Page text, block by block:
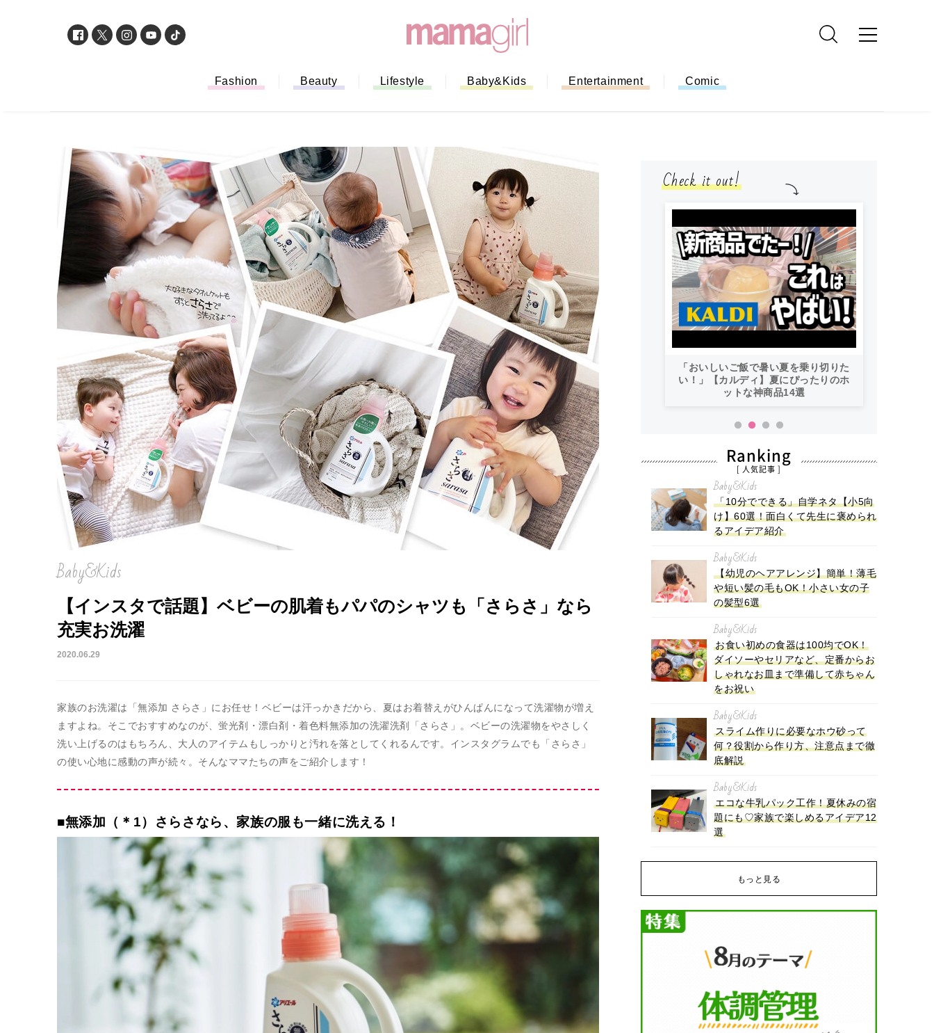
Fashion Beauty Lifestyle Baby&Kids Entertainment Comic
Baby&Kids
【インスタで話題】ベビーの肌着もパパのシャツも「さらさ」なら
充実お洗濯
2020.06.29
家族のお洗濯は「無添加 さらさ」にお任せ！ベビーは汗っかきだから、夏はお着替えがひんぱんになって洗濯物が増え
ますよね。そこでおすすめなのが、蛍光剤・漂白剤・着色料無添加の洗濯洗剤「さらさ」。ベビーの洗濯物をやさしく
洗い上げるのはもちろん、大人のアイテムもしっかりと汚れを落としてくれるんです。インスタグラムでも「さらさ」
の使い心地に感動の声が続々。そんなママたちの声をご紹介します！
■無添加（＊1）さらさなら、家族の服も一緒に洗える！
Check it out!
「もう行列に並ばない！」ミスドのモ
バイルオーダー完全ガイド｜支払い方
法から受け取り方までネットオーダー
を徹底解説
今日の星占い
「おいしいご飯で暑い夏を乗り切りた
い！」【カルディ】夏にぴったりのホ
ットな神商品14選
Ranking
[ 人気記事 ]
Baby&Kids
「10分でできる」自学ネタ【小5向
け】60選！面白くて先生に褒められ
るアイデア紹介
Baby&Kids
【幼児のヘアアレンジ】簡単！薄毛
や短い髪の毛もOK！小さい女の子
の髪型6選
Baby&Kids
お食い初めの食器は100均でOK！
ダイソーやセリアなど、定番からお
しゃれなお皿まで準備して赤ちゃん
をお祝い
Baby&Kids
スライム作りに必要なホウ砂って
何？役割から作り方、注意点まで徹
底解説
Baby&Kids
エコな牛乳パック工作！夏休みの宿
題にも♡家族で楽しめるアイデア12
選
もっと見る